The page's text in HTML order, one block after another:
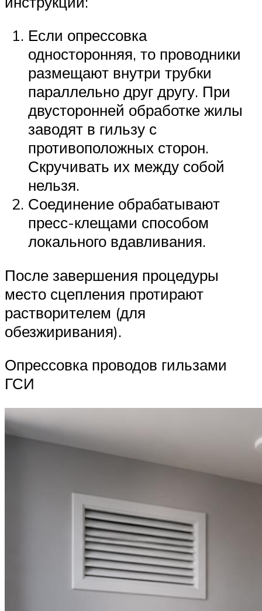
Если опрессовка
односторонняя, то проводники
размещают внутри трубки
параллельно друг другу. При
двусторонней обработке жилы
заводят в гильзу с
противоположных сторон.
Скручивать их между собой
нельзя.
Соединение обрабатывают
пресс-клещами способом
локального вдавливания.
После завершения процедуры
место сцепления протирают
растворителем (для
обезжиривания).
Опрессовка проводов гильзами
ГСИ